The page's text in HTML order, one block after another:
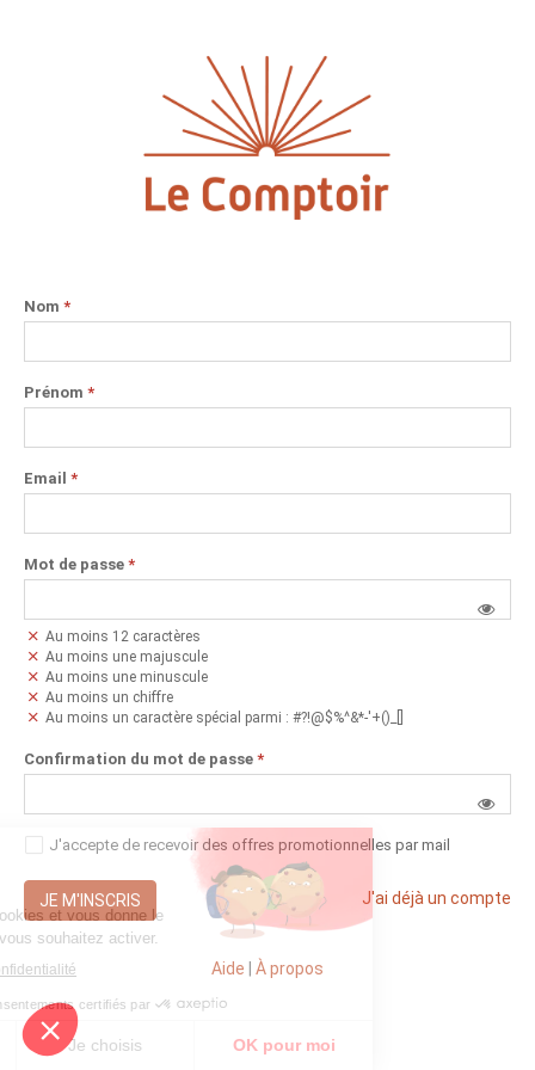
Nom *
Prénom *
Email *
Mot de passe *
Au moins 12 caractères
Au moins une majuscule
Au moins une minuscule
Au moins un chiffre
Au moins un caractère spécial parmi : #?!@$%^&*-'+()_[]
Confirmation du mot de passe *
J'accepte de recevoir des offres promotionnelles par mail
JE M'INSCRIS J'ai déjà un compte
Aide À propos